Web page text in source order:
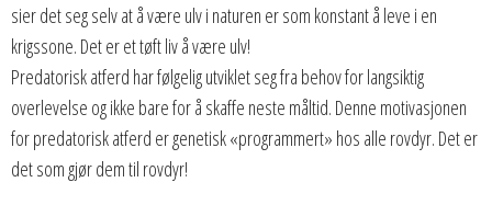
sier det seg selv at å være ulv i naturen er som konstant å leve i en
krigssone. Det er et tøft liv å være ulv!
Predatorisk atferd har følgelig utviklet seg fra behov for langsiktig
overlevelse og ikke bare for å skaffe neste måltid. Denne motivasjonen
for predatorisk atferd er genetisk «programmert» hos alle rovdyr. Det er
det som gjør dem til rovdyr!